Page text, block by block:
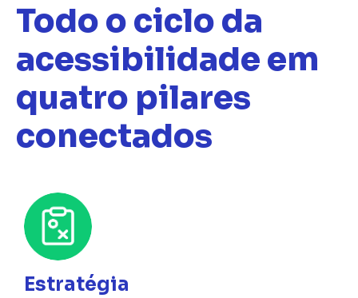
Todo o ciclo da
acessibilidade em
quatro pilares
conectados
Estratégia